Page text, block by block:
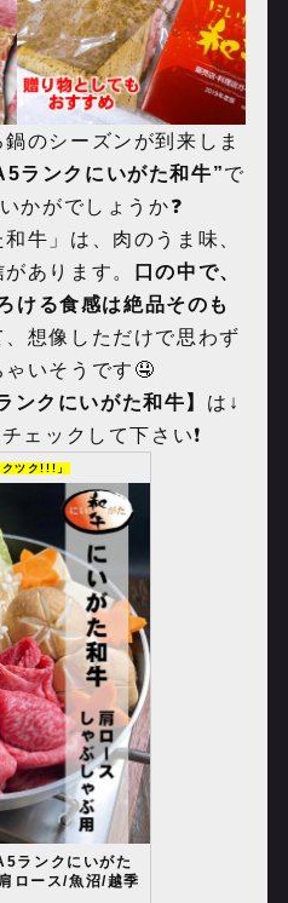
のシーズンが到来しま
ランクにいがた和牛”で
かがでしょうか❓
牛」は、肉のうま味、
あります。
口の中で、
ける食感は絶品そのも
、想像しただけで思わず
ゃいそうです🤤
ンクにいがた和牛】 は↓
ェックして下さい❗️
ツク!!!」
ランクにいがた
ロース/魚沼/越季